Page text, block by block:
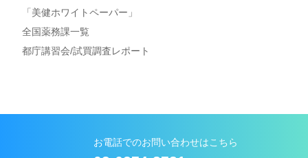
「美健ホワイトペーパー」
全国薬務課一覧
都庁講習会/試買調査レポート
お電話でのお問い合わせはこちら